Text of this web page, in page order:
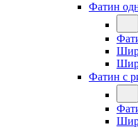
Фатин
Фатин с